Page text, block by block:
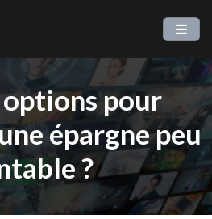
pour
épargne peu
?